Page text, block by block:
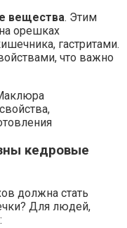
вещества. Этим
орешках
гастритами.
что важно
кедровые
должна стать
Для людей,